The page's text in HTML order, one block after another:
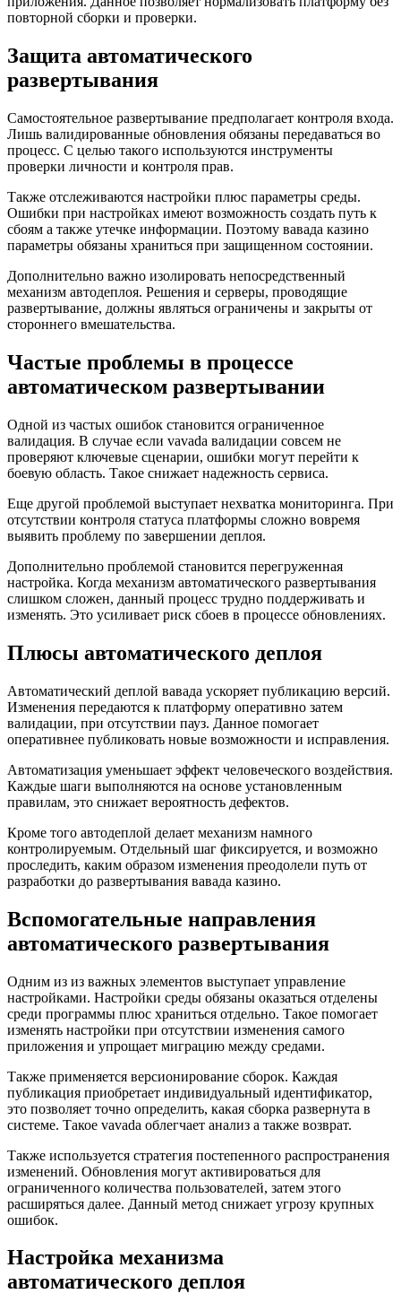
повторной сборки и проверки.
Защита автоматического
развертывания
Самостоятельное развертывание предполагает контроля входа.
Лишь валидированные обновления обязаны передаваться во
процесс. С целью такого используются инструменты
проверки личности и контроля прав.
Также отслеживаются настройки плюс параметры среды.
Ошибки при настройках имеют возможность создать путь к
сбоям а также утечке информации. Поэтому вавада казино
параметры обязаны храниться при защищенном состоянии.
Дополнительно важно изолировать непосредственный
механизм автодеплоя. Решения и серверы, проводящие
развертывание, должны являться ограничены и закрыты от
стороннего вмешательства.
Частые проблемы в процессе
автоматическом развертывании
Одной из частых ошибок становится ограниченное
валидация. В случае если vavada валидации совсем не
проверяют ключевые сценарии, ошибки могут перейти к
боевую область. Такое снижает надежность сервиса.
Еще другой проблемой выступает нехватка мониторинга. При
отсутствии контроля статуса платформы сложно вовремя
выявить проблему по завершении деплоя.
Дополнительно проблемой становится перегруженная
настройка. Когда механизм автоматического развертывания
слишком сложен, данный процесс трудно поддерживать и
изменять. Это усиливает риск сбоев в процессе обновлениях.
Плюсы автоматического деплоя
Автоматический деплой вавада ускоряет публикацию версий.
Изменения передаются к платформу оперативно затем
валидации, при отсутствии пауз. Данное помогает
оперативнее публиковать новые возможности и исправления.
Автоматизация уменьшает эффект человеческого воздействия.
Каждые шаги выполняются на основе установленным
правилам, это снижает вероятность дефектов.
Кроме того автодеплой делает механизм намного
контролируемым. Отдельный шаг фиксируется, и возможно
проследить, каким образом изменения преодолели путь от
разработки до развертывания вавада казино.
Вспомогательные направления
автоматического развертывания
Одним из из важных элементов выступает управление
настройками. Настройки среды обязаны оказаться отделены
среди программы плюс храниться отдельно. Такое помогает
изменять настройки при отсутствии изменения самого
приложения и упрощает миграцию между средами.
Также применяется версионирование сборок. Каждая
публикация приобретает индивидуальный идентификатор,
это позволяет точно определить, какая сборка развернута в
системе. Такое vavada облегчает анализ а также возврат.
Также используется стратегия постепенного распространения
изменений. Обновления могут активироваться для
ограниченного количества пользователей, затем этого
расширяться далее. Данный метод снижает угрозу крупных
ошибок.
Настройка механизма
автоматического деплоя